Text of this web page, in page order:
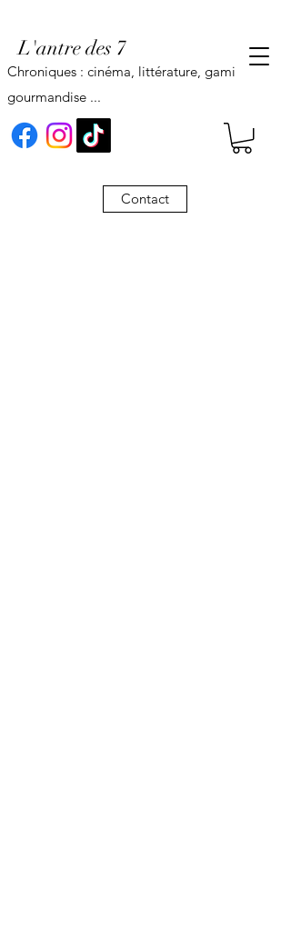
L'antre des 7
Contact
Chroniques : cinéma, littérature, gaming,
gourmandise ...